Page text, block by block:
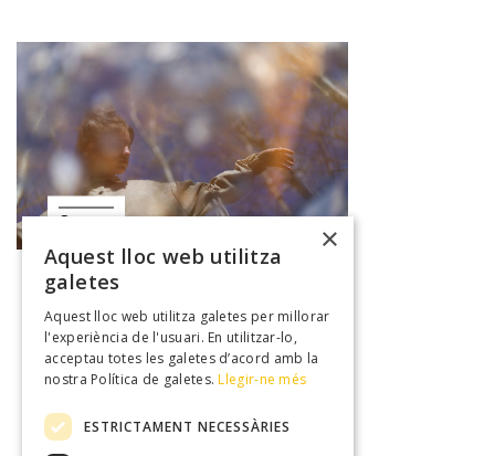
Concert
MAGALÍ SARE: Esponja
27/08/2022
×
Aquest lloc web utilitza
galetes
Aquest lloc web utilitza galetes per millorar
l'experiència de l'usuari. En utilitzar-lo,
acceptau totes les galetes d’acord amb la
nostra Política de galetes.Llegir-ne més
ESTRICTAMENT NECESSÀRIES